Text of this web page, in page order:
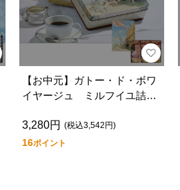
【お中元】ガトー・ド・ボワ
イヤージュ ミルフイユ詰め
3,280円 (税込3,542円)
16ポイント